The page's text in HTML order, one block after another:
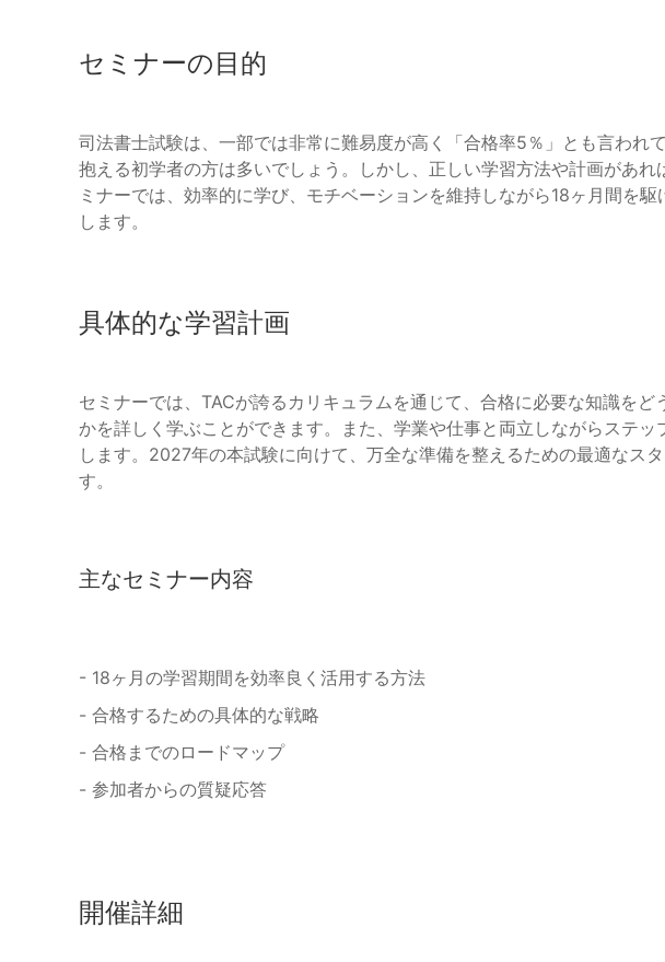
セミナーの目的
司法書士試験は、一部では非常に難易度が高く「合格率5％」とも言われ
抱える初学者の方は多いでしょう。しかし、正しい学習方法や計画があ
ミナーでは、効率的に学び、モチベーションを維持しながら18ヶ月間を
します。
具体的な学習計画
セミナーでは、TACが誇るカリキュラムを通じて、合格に必要な知識を
かを詳しく学ぶことができます。また、学業や仕事と両立しながらステ
します。2027年の本試験に向けて、万全な準備を整えるための最適なス
す。
主なセミナー内容
- 18ヶ月の学習期間を効率良く活用する方法
- 合格するための具体的な戦略
- 合格までのロードマップ
- 参加者からの質疑応答
開催詳細